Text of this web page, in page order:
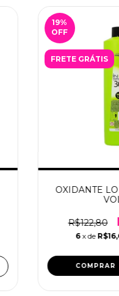
19%
OFF
FRETE GRÁTIS
OXIDANTE
R$122,80
6 x de